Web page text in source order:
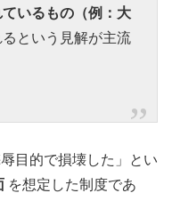
いるもの（例：大
という見解が主流
目的で損壊した」とい
を想定した制度であ